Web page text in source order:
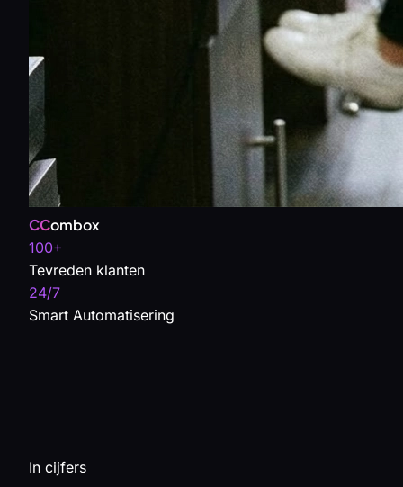
CCombox
100+
Tevreden klanten
24/7
Smart Automatisering
In cijfers